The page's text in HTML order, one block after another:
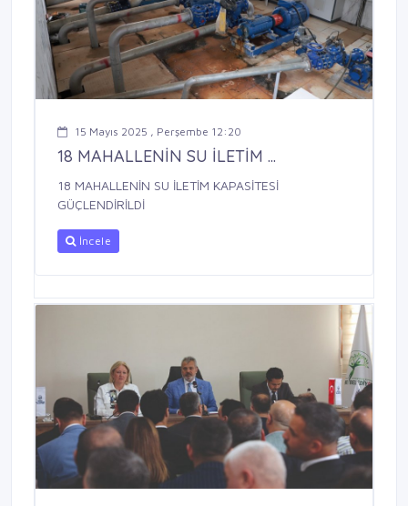
15 Mayıs 2025 , Perşembe 12:20
18 MAHALLENİN SU İLETİM ...
18 MAHALLENİN SU İLETİM KAPASİTESİ
GÜÇLENDİRİLDİ
İncele